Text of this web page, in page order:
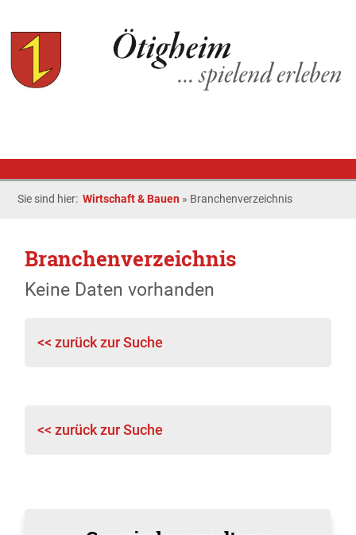
Sie sind hier:Wirtschaft & Bauen » Branchenverzeichnis
Branchenverzeichnis
Keine Daten vorhanden
<< zurück zur Suche
<< zurück zur Suche